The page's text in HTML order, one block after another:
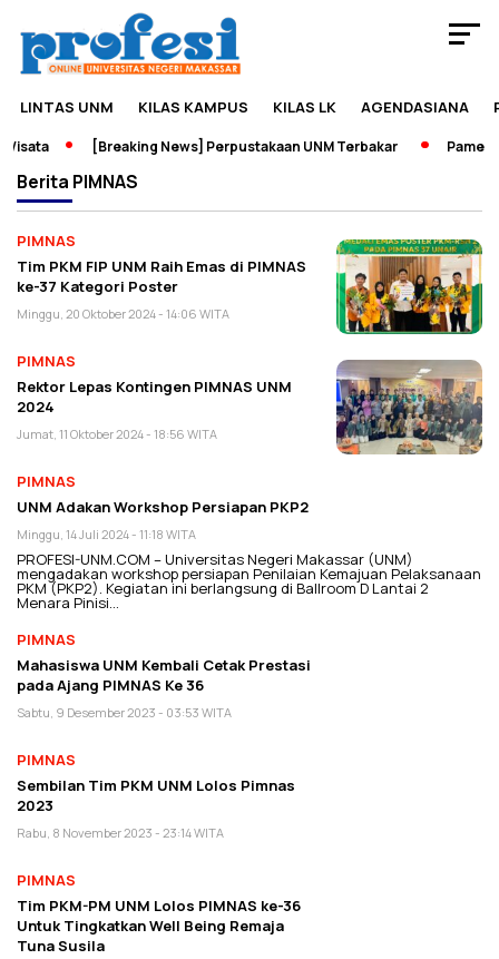
LINTAS UNM KILAS KAMPUS KILAS LK AGENDASIANA
[Breaking News] Perpustakaan UNM Terbakar
Berita PIMNAS
PIMNAS
Tim PKM FIP UNM Raih Emas di PIMNAS
ke-37 Kategori Poster
Minggu, 20 Oktober 2024 - 14:06 WITA
PIMNAS
Rektor Lepas Kontingen PIMNAS UNM
2024
Jumat, 11 Oktober 2024 - 18:56 WITA
PIMNAS
UNM Adakan Workshop Persiapan PKP2
Minggu, 14 Juli 2024 - 11:18 WITA
PROFESI-UNM.COM – Universitas Negeri Makassar (UNM)
mengadakan workshop persiapan Penilaian Kemajuan Pelaksanaan
PKM (PKP2). Kegiatan ini berlangsung di Ballroom D Lantai 2
Menara Pinisi…
PIMNAS
Mahasiswa UNM Kembali Cetak Prestasi
pada Ajang PIMNAS Ke 36
Sabtu, 9 Desember 2023 - 03:53 WITA
PIMNAS
Sembilan Tim PKM UNM Lolos Pimnas
2023
Rabu, 8 November 2023 - 23:14 WITA
PIMNAS
Tim PKM-PM UNM Lolos PIMNAS ke-36
Untuk Tingkatkan Well Being Remaja
Tuna Susila